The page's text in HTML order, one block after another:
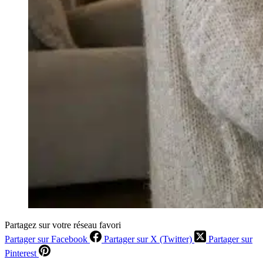
Partagez sur votre réseau favori
Partager sur Facebook
Partager sur X (Twitter)
Partager sur
Pinterest